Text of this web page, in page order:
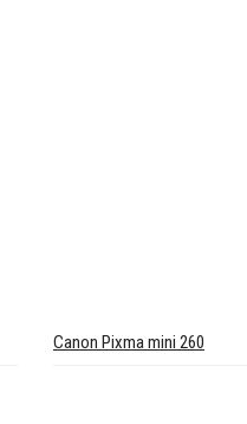
Canon Pixma mini 260